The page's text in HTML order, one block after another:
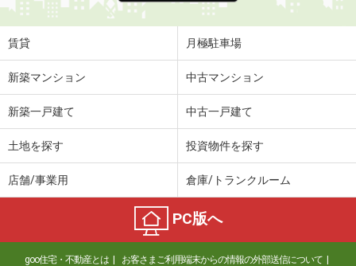
賃貸 月極駐車場
新築マンション 中古マンション
新築一戸建て 中古一戸建て
土地を探す 投資物件を探す
店舗/事業用 倉庫/トランクルーム
PC版へ
goo住宅・不動産とは お客さまご利用端末からの情報の外部送信について